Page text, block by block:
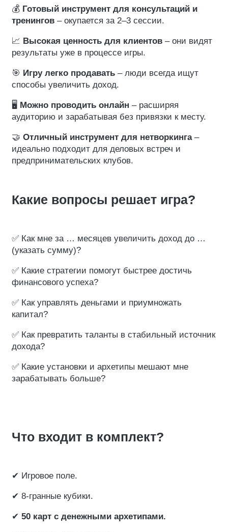
💰 Готовый инструмент для консультаций и
тренингов – окупается за 2–3 сессии.
📈 Высокая ценность для клиентов – они видят
результаты уже в процессе игры.
🎯 Игру легко продавать – люди всегда ищут
способы увеличить доход.
🖥 Можно проводить онлайн – расширяя
аудиторию и зарабатывая без привязки к месту.
🤝 Отличный инструмент для нетворкинга–
идеально подходит для деловых встреч и
предпринимательских клубов.
Какие вопросы решает игра?
✅ Как мне за … месяцев увеличить доход до …
(указать сумму)?
✅ Какие стратегии помогут быстрее достичь
финансового успеха?
✅ Как управлять деньгами и приумножать
капитал?
✅ Как превратить таланты в стабильный источник
дохода?
✅ Какие установки и архетипы мешают мне
зарабатывать больше?
Что входит в комплект?
✔ Игровое поле.
✔ 8-гранные кубики.
✔ 50 карт с денежными архетипами.